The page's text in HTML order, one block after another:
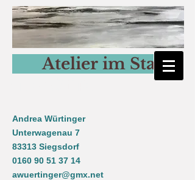
Atelier im Stall
Andrea Würtinger
Unterwagenau 7
83313 Siegsdorf
0160 90 51 37 14
awuertinger@gmx.net